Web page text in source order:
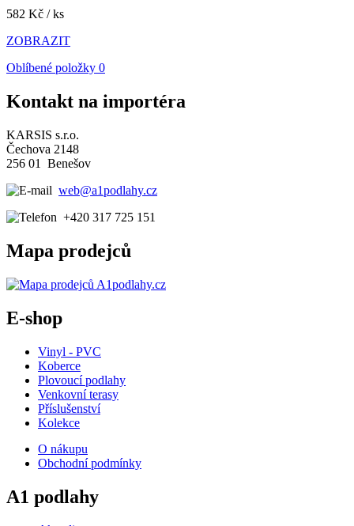
582 Kč / ks
ZOBRAZIT
Oblíbené položky 0
Kontakt na importéra
KARSIS s.r.o.
Čechova 2148
256 01 Benešov
web@a1podlahy.cz
+420 317 725 151
Mapa prodejců
E-shop
Vinyl - PVC
Koberce
Plovoucí podlahy
Venkovní terasy
Příslušenství
Kolekce
O nákupu
Obchodní podmínky
A1 podlahy